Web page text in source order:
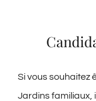
Si vous souhaitez
Jardins familiaux,